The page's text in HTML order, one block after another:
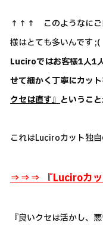
↑↑↑ このようなにご
様はとても多いんです ;(
Luciroではお客様1人1
せて細かく丁寧にカッ
クセは直す』 というこ
これはLuciroカット独
⇒⇒⇒ 『Luciroカッ
『良いクセは活かし、